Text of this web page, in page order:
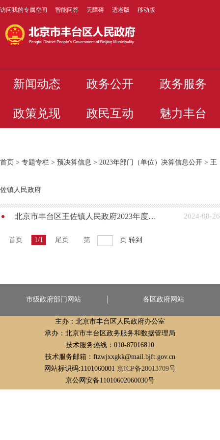
访问我的专属空间 智能问答 无障碍 适老版 移动版
新闻动态 政务公开 政务服务
政策兑现 政民互动 魅力丰台
首页 > 专题专栏 > 预决算信息 > 2023年部门（单位）决算信息公开 > 王
佐镇人民政府
北京市丰台区王佐镇人民政府2023年度部门决算 2024-08-26
首页 1/1 尾页 第 页 转到
市级政府部门网站 各区政府网站
主办：北京市丰台区人民政府办公室
承办：北京市丰台区政务服务和数据管理局
技术服务热线：010-87016810
技术服务邮箱：ftzwjxxgkk@mail.bjft.gov.cn
网站标识码:1101060001 京ICP备20013709号
京公网安备11010602060030号